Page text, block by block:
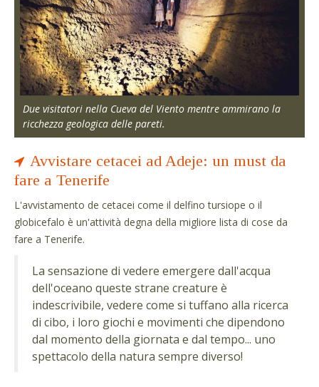
Due visitatori nella Cueva del Viento mentre ammirano la
ricchezza geologica delle pareti.
Avvistare cetacei ad Adeje: un must da
fare a Tenerife
L'avvistamento de cetacei come il delfino tursiope o il
globicefalo è un'attività degna della migliore lista di cose da
fare a Tenerife.
La sensazione di vedere emergere dall'acqua
dell'oceano queste strane creature è
indescrivibile, vedere come si tuffano alla ricerca
di cibo, i loro giochi e movimenti che dipendono
dal momento della giornata e dal tempo... uno
spettacolo della natura sempre diverso!